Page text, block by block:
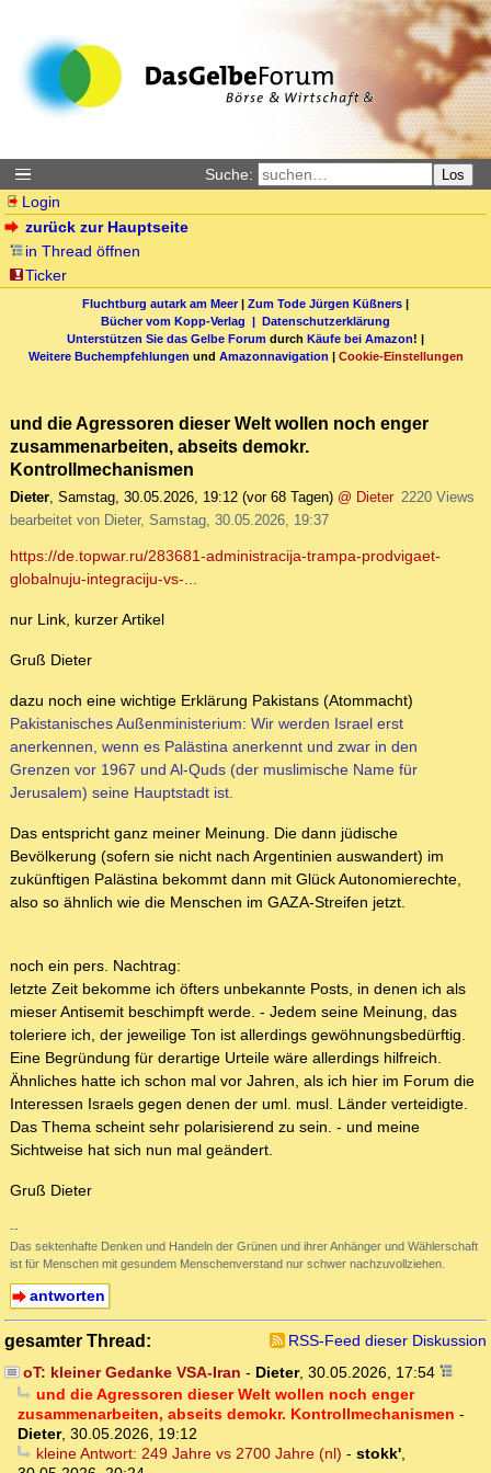
Suche: Los
Login
zurück zur Hauptseite
in Thread öffnen
Ticker
Fluchtburg autark am Meer| Zum Tode Jürgen Küßners |
Bücher vom Kopp-Verlag | Datenschutzerklärung
Unterstützen Sie das Gelbe Forum durch Käufe bei Amazon! |
Weitere Buchempfehlungen und Amazonnavigation | Cookie-Einstellungen
und die Agressoren dieser Welt wollen noch enger
zusammenarbeiten, abseits demokr.
Kontrollmechanismen
Dieter, Samstag, 30.05.2026, 19:12 (vor 68 Tagen) @ Dieter 2220 Views
bearbeitet von Dieter, Samstag, 30.05.2026, 19:37
https://de.topwar.ru/283681-administracija-trampa-prodvigaet-
globalnuju-integraciju-vs-...
nur Link, kurzer Artikel
Gruß Dieter
dazu noch eine wichtige Erklärung Pakistans (Atommacht)
Pakistanisches Außenministerium: Wir werden Israel erst
anerkennen, wenn es Palästina anerkennt und zwar in den
Grenzen vor 1967 und Al-Quds (der muslimische Name für
Jerusalem) seine Hauptstadt ist.
Das entspricht ganz meiner Meinung. Die dann jüdische
Bevölkerung (sofern sie nicht nach Argentinien auswandert) im
zukünftigen Palästina bekommt dann mit Glück Autonomierechte,
also so ähnlich wie die Menschen im GAZA-Streifen jetzt.
noch ein pers. Nachtrag:
letzte Zeit bekomme ich öfters unbekannte Posts, in denen ich als
mieser Antisemit beschimpft werde. - Jedem seine Meinung, das
toleriere ich, der jeweilige Ton ist allerdings gewöhnungsbedürftig.
Eine Begründung für derartige Urteile wäre allerdings hilfreich.
Ähnliches hatte ich schon mal vor Jahren, als ich hier im Forum die
Interessen Israels gegen denen der uml. musl. Länder verteidigte.
Das Thema scheint sehr polarisierend zu sein. - und meine
Sichtweise hat sich nun mal geändert.
Gruß Dieter
--
Das sektenhafte Denken und Handeln der Grünen und ihrer Anhänger und Wählerschaft
ist für Menschen mit gesundem Menschenverstand nur schwer nachzuvollziehen.
antworten
gesamter Thread:
RSS-Feed dieser Diskussion
oT: kleiner Gedanke VSA-Iran - Dieter, 30.05.2026, 17:54
und die Agressoren dieser Welt wollen noch enger
zusammenarbeiten, abseits demokr. Kontrollmechanismen -
Dieter, 30.05.2026, 19:12
kleine Antwort: 249 Jahre vs 2700 Jahre (nl) - stokk',